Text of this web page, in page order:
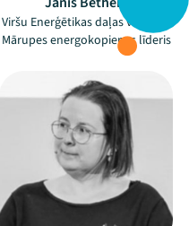
Viršu Enerģētikas daļas vadītājs,
Mārupes energokopienas līderis